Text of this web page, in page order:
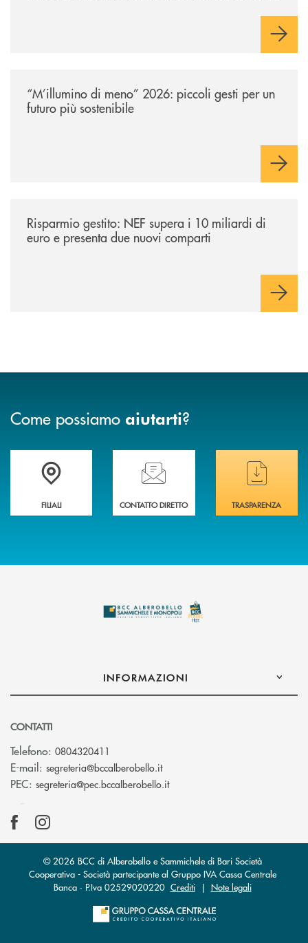
soluzioni tra loro complementari, pensate per accompagnare
“M’illumino di meno” 2026: piccoli gesti per un
futuro più sostenibile
Risparmio gestito: NEF supera i 10 miliardi di
euro e presenta due nuovi comparti
Come possiamo aiutarti?
Trova la filiale più vicina a te
FILIALI
Hai bisogno di assistenza immediata ?
CONTATTO DIRETTO
Hai bisogno di
TRASPARENZA
INFORMAZIONI
CONTATTI
Telefono: 0804320411
E-mail: segreteria@bccalberobello.it(si apre l’app di posta
PEC: segreteria@pec.bccalberobello.it(si apre l’app di posta
© 2026 BCC di Alberobello e Sammichele di Bari Società
Cooperativa - Società partecipante al Gruppo IVA Cassa Centrale
Banca · P.Iva 02529020220 Crediti| Note legali